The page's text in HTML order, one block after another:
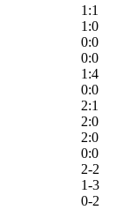
1:1
1:0
0:0
0:0
1:4
0:0
2:1
2:0
2:0
0:0
2-2
1-3
0-2